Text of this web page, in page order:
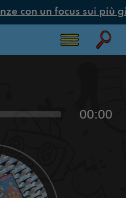
con un focus sui più
00:00